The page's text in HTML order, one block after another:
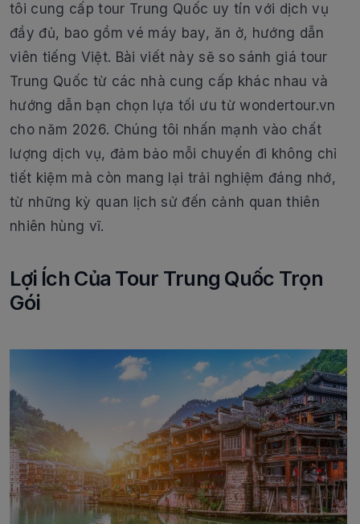
tôi cung cấp tour Trung Quốc uy tín với dịch vụ
đầy đủ, bao gồm vé máy bay, ăn ở, hướng dẫn
viên tiếng Việt. Bài viết này sẽ so sánh giá tour
Trung Quốc từ các nhà cung cấp khác nhau và
hướng dẫn bạn chọn lựa tối ưu từ wondertour.vn
cho năm 2026. Chúng tôi nhấn mạnh vào chất
lượng dịch vụ, đảm bảo mỗi chuyến đi không chỉ
tiết kiệm mà còn mang lại trải nghiệm đáng nhớ,
từ những kỳ quan lịch sử đến cảnh quan thiên
nhiên hùng vĩ.
Lợi Ích Của Tour Trung Quốc Trọn
Gói